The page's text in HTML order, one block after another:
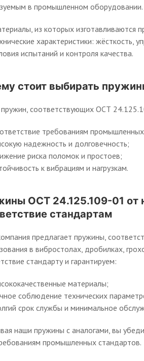
в промышленном оборудовании.
из которых изготавливаются
характеристики: жёсткость,
испытаний и контроля качества.
стоит выбирать
соответствующих ОСТ
требованиям
надежность и долговечность;
риска поломок и простоев;
к вибрациям и нагрузкам.
ОСТ 24.125.109-01 от
стандартам
предлагает пружины,
в вибростолах, дробилках,
стандарту и гарантируем:
материалы;
соблюдение технических
срок службы и минимальное
наши пружины с аналогами, вы
промышленных стандартов.